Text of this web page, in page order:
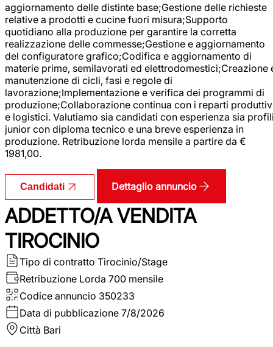
aggiornamento delle distinte base;Gestione delle richieste
relative a prodotti e cucine fuori misura;Supporto
quotidiano alla produzione per garantire la corretta
realizzazione delle commesse;Gestione e aggiornamento
del configuratore grafico;Codifica e aggiornamento di
materie prime, semilavorati ed elettrodomestici;Creazione
manutenzione di cicli, fasi e regole di
lavorazione;Implementazione e verifica dei programmi di
produzione;Collaborazione continua con i reparti
e logistici. Valutiamo sia candidati con esperienza sia
junior con diploma tecnico e una breve esperienza in
produzione. Retribuzione lorda mensile a partire da €
1981,00.
Candidati Dettaglio annuncio
ADDETTO/A VENDITA
TIROCINIO
Tipo di contratto Tirocinio/Stage
Retribuzione Lorda 700 mensile
Codice annuncio 350233
Data di pubblicazione 7/8/2026
Città Bari